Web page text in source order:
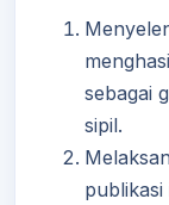
sebagai
sipil.
publikasi